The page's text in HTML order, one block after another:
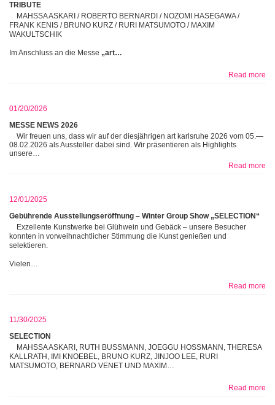
TRIBUTE
MAHSSA ASKARI / ROBERTO BERNARDI / NOZOMI HASEGAWA /
FRANK KENIS / BRUNO KURZ / RURI MATSUMOTO / MAXIM
WAKULTSCHIK
Im Anschluss an die Messe „art…
Read more
01/20/2026
MESSE NEWS 2026
Wir freuen uns, dass wir auf der diesjährigen art karlsruhe 2026 vom 05.—
08.02.2026 als Aussteller dabei sind. Wir präsentieren als Highlights
unsere…
Read more
12/01/2025
Gebührende Ausstellungseröffnung – Winter Group Show „SELECTION“
Exzellente Kunstwerke bei Glühwein und Gebäck – unsere Besucher
konnten in vorweihnachtlicher Stimmung die Kunst genießen und
selektieren.
Vielen…
Read more
11/30/2025
SELECTION
MAHSSA ASKARI, RUTH BUSSMANN, JOEGGU HOSSMANN, THERESA
KALLRATH, IMI KNOEBEL, BRUNO KURZ, JINJOO LEE, RURI
MATSUMOTO, BERNARD VENET UND MAXIM…
Read more